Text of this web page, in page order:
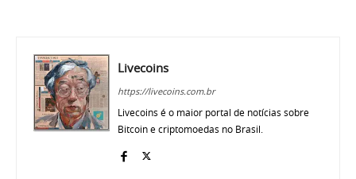
Livecoins
https://livecoins.com.br
Livecoins é o maior portal de notícias sobre
Bitcoin e criptomoedas no Brasil.